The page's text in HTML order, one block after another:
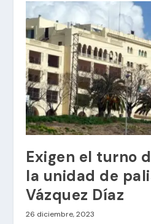
Exigen el turno
la unidad de
Vázquez Díaz
26 diciembre, 2023